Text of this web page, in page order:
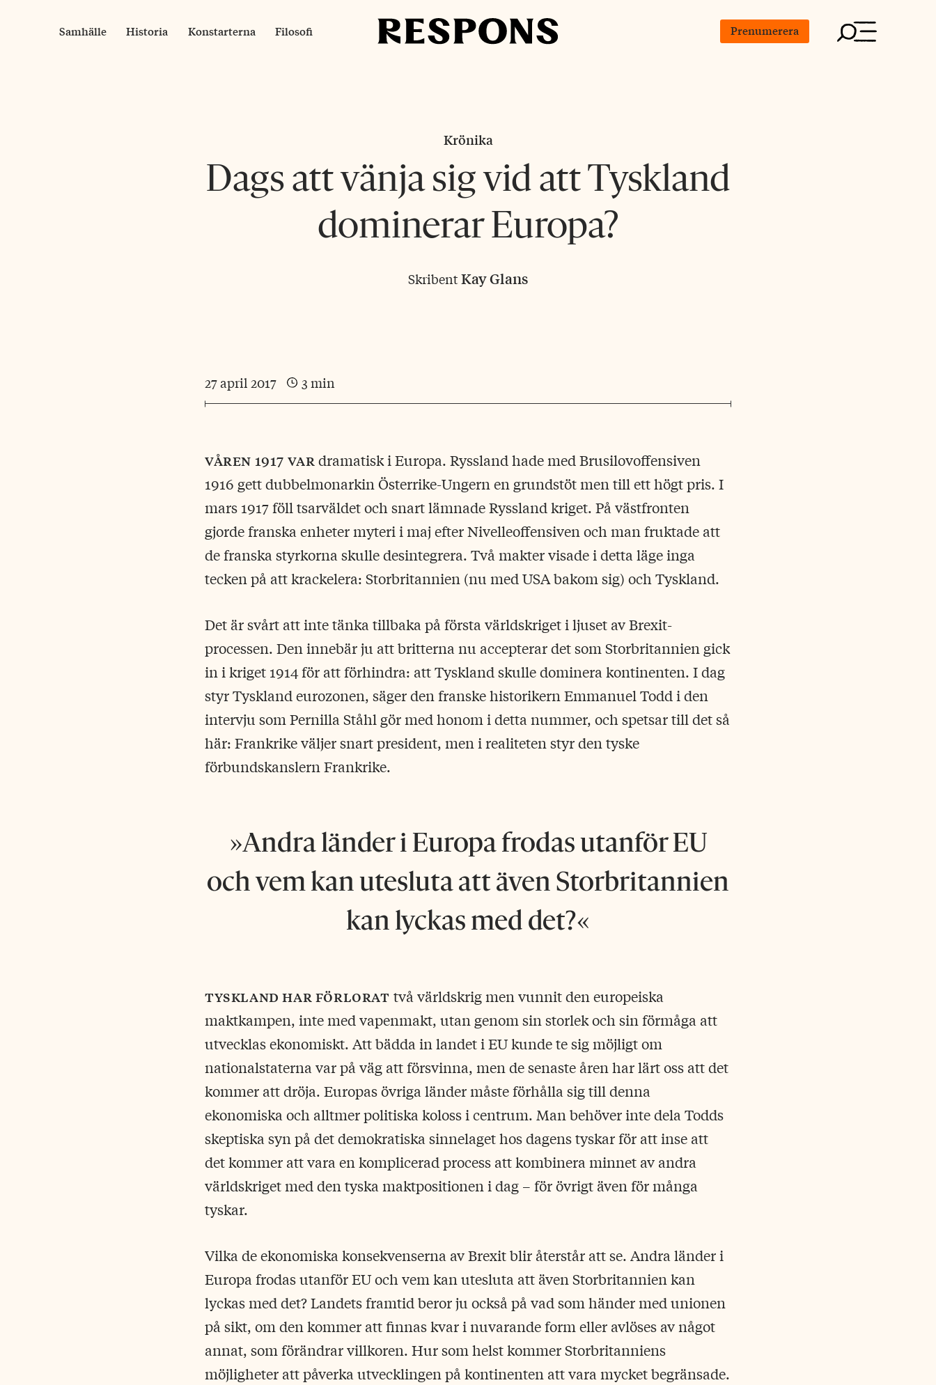
Samhälle Historia Konstarterna Filosofi Prenumerera
Krönika
Dags att vänja sig vid att Tyskland
dominerar Europa?
SkribentKay Glans
27 april 2017 3 min
våren 1917 vardramatisk i Europa. Ryssland hade med Brusilovoffensiven
1916 gett dubbelmonarkin Österrike-Ungern en grundstöt men till ett högt pris. I
mars 1917 föll tsarväldet och snart lämnade Ryssland kriget. På västfronten
gjorde franska enheter myteri i maj efter Nivelleoffensiven och man fruktade att
de franska styrkorna skulle desintegrera. Två makter visade i detta läge inga
tecken på att krackelera: Storbritannien (nu med USA bakom sig) och Tyskland.
Det är svårt att inte tänka tillbaka på första världskriget i ljuset av Brexit-
processen. Den innebär ju att britterna nu accepterar det som Storbritannien gick
in i kriget 1914 för att förhindra: att Tyskland skulle dominera kontinenten. I dag
styr Tyskland eurozonen, säger den franske historikern Emmanuel Todd i den
intervju som Pernilla Ståhl gör med honom i detta nummer, och spetsar till det så
här: Frankrike väljer snart president, men i realiteten styr den tyske
förbundskanslern Frankrike.
Andra länder i Europa frodas utanför EU
och vem kan utesluta att även Storbritannien
kan lyckas med det?
tyskland har förlorat två världskrig men vunnit den europeiska
maktkampen, inte med vapenmakt, utan genom sin storlek och sin förmåga att
utvecklas ekonomiskt. Att bädda in landet i EU kunde te sig möjligt om
nationalstaterna var på väg att försvinna, men de senaste åren har lärt oss att det
kommer att dröja. Europas övriga länder måste förhålla sig till denna
ekonomiska och alltmer politiska koloss i centrum. Man behöver inte dela Todds
skeptiska syn på det demokratiska sinnelaget hos dagens tyskar för att inse att
det kommer att vara en komplicerad process att kombinera minnet av andra
världskriget med den tyska maktpositionen i dag – för övrigt även för många
tyskar.
Vilka de ekonomiska konsekvenserna av Brexit blir återstår att se. Andra länder i
Europa frodas utanför EU och vem kan utesluta att även Storbritannien kan
lyckas med det? Landets framtid beror ju också på vad som händer med unionen
på sikt, om den kommer att finnas kvar i nuvarande form eller avlöses av något
annat, som förändrar villkoren. Hur som helst kommer Storbritanniens
möjligheter att påverka utvecklingen på kontinenten att vara mycket begränsade.